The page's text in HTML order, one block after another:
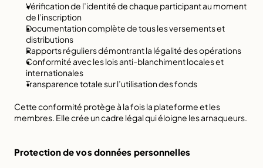
Vérification de l’identité de chaque participant au moment
de l’inscription
Documentation complète de tous les versements et
distributions
Rapports réguliers démontrant la légalité des opérations
Conformité avec les lois anti-blanchiment locales et
internationales
Transparence totale sur l’utilisation des fonds
Cette conformité protège à la fois la plateforme et les
membres. Elle crée un cadre légal qui éloigne les arnaqueurs.
Protection de vos données personnelles